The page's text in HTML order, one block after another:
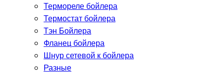
Термореле бойлера
Термостат бойлера
Тэн Бойлера
Фланец бойлера
Шнур сетевой к бойлера
Разные